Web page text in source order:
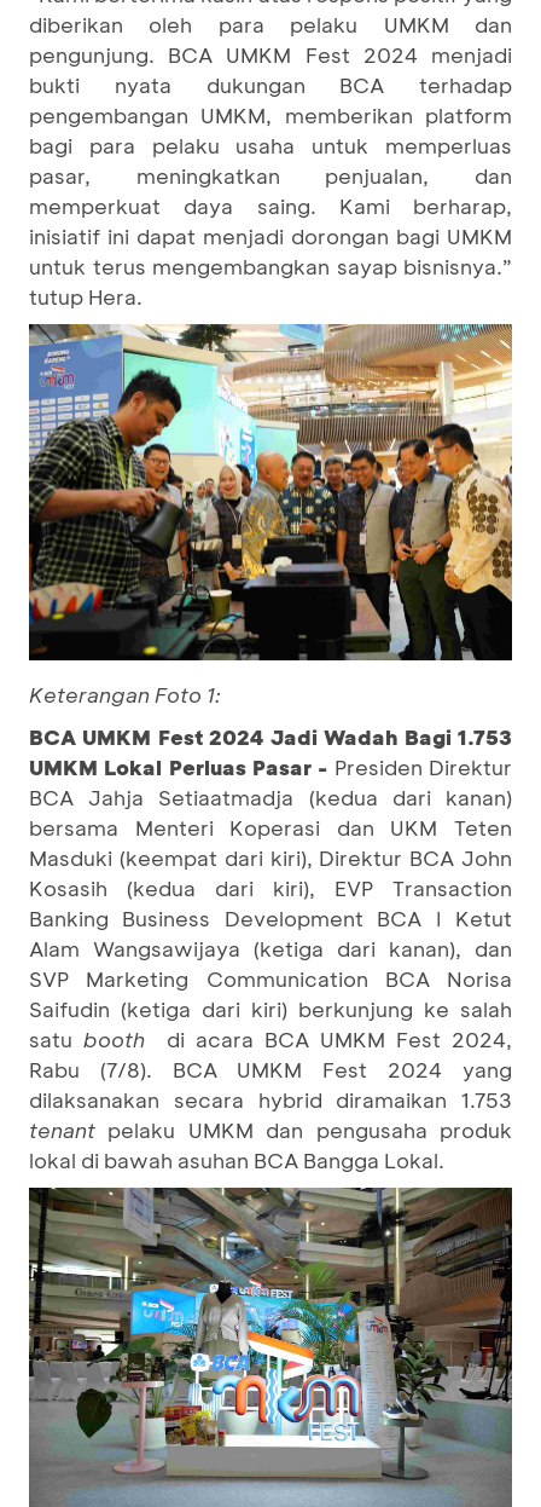
diberikan oleh para pelaku UMKM dan
pengunjung. BCA UMKM Fest 2024 menjadi
bukti nyata dukungan BCA terhadap
pengembangan UMKM, memberikan platform
bagi para pelaku usaha untuk memperluas
pasar, meningkatkan penjualan, dan
memperkuat daya saing. Kami berharap,
inisiatif ini dapat menjadi dorongan bagi UMKM
untuk terus mengembangkan sayap bisnisnya.”
tutup Hera.
Keterangan Foto 1:
BCA UMKM Fest 2024 Jadi Wadah Bagi 1.753
UMKM Lokal Perluas Pasar - Presiden Direktur
BCA Jahja Setiaatmadja (kedua dari kanan)
bersama Menteri Koperasi dan UKM Teten
Masduki (keempat dari kiri), Direktur BCA John
Kosasih (kedua dari kiri), EVP Transaction
Banking Business Development BCA I Ketut
Alam Wangsawijaya (ketiga dari kanan), dan
SVP Marketing Communication BCA Norisa
Saifudin (ketiga dari kiri) berkunjung ke salah
satu booth
di acara BCA UMKM Fest 2024,
Rabu (7/8). BCA UMKM Fest 2024 yang
dilaksanakan secara hybrid diramaikan 1.753
tenant pelaku UMKM dan pengusaha produk
lokal di bawah asuhan BCA Bangga Lokal.